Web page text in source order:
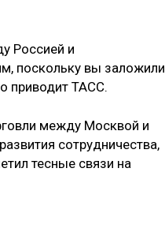
Россией и
поскольку вы заложили
приводит ТАСС.
между Москвой и
сотрудничества,
тесные связи на